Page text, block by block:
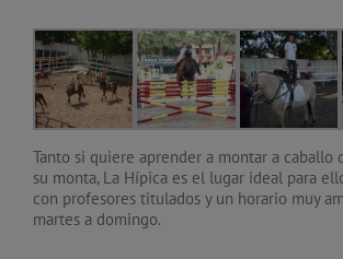
Tanto si quiere aprender a montar a caballo
su monta, La Hípica es el lugar ideal para
con profesores titulados y un horario muy
martes a domingo.